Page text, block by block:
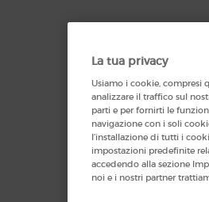
La tua privacy
Usiamo i cookie, compresi
analizzare il traffico sul
parti e per fornirti le
navigazione con i soli
l’installazione di tutti i
impostazioni predefinite
accedendo alla sezione
noi e i nostri partner